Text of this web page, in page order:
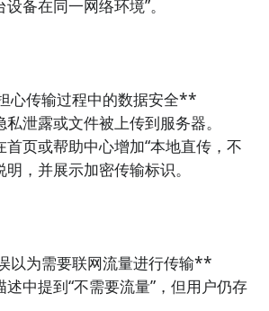
备强大的媒体库浏览功能，可显示
理器》
全可靠的文件管理工具，界面清
备在同一网络环境”。
传输过程中的数据安全**
泄露或文件被上传到服务器。
页或帮助中心增加“本地直传，不
，并展示加密传输标识。
为需要联网流量进行传输**
中提到“不需要流量”，但用户仍存